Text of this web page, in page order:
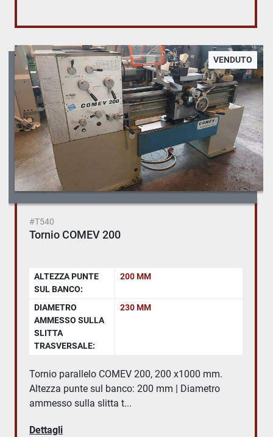
VENDUTO
#T540
Tornio COMEV 200
ALTEZZA PUNTE
SUL BANCO:
200 MM
DIAMETRO
AMMESSO SULLA
SLITTA
TRASVERSALE:
230 MM
Tornio parallelo COMEV 200, 200 x1000 mm.
Altezza punte sul banco: 200 mm | Diametro
ammesso sulla slitta t...
Dettagli